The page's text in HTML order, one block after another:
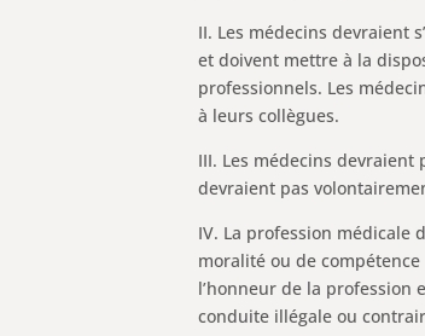
II. Les médecins devraient
et doivent mettre à la
professionnels. Les
à leurs collègues.
III. Les médecins
devraient pas
IV. La profession
moralité ou de
l’honneur de la profession
conduite illégale ou